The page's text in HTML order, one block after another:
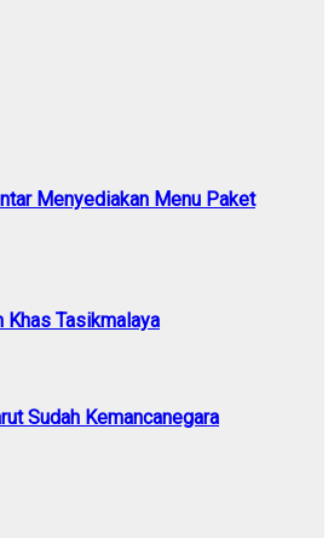
Menyediakan Menu Paket
Khas Tasikmalaya
Sudah Kemancanegara